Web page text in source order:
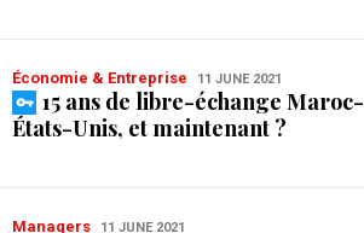
Économie & Entreprise 11 JUNE 2021
15 ans de libre-échange Maroc-
États-Unis, et maintenant ?
Managers 11 JUNE 2021